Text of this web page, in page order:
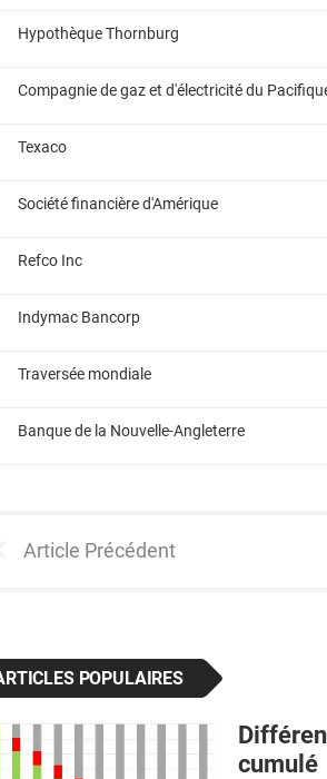
Hypothèque Thornburg
Compagnie de gaz et d'électricité du
Texaco
Société financière d'Amérique
Refco Inc
Indymac Bancorp
Traversée mondiale
Banque de la Nouvelle-Angleterre
Article Précédent
POPULAIRES
cumulé